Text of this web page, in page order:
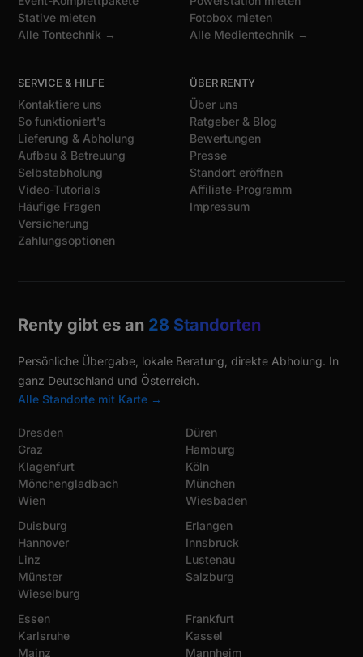
Stative mieten
Alle Tontechnik →
Fotobox mieten
Alle Medientechnik →
SERVICE & HILFE
Kontaktiere uns
So funktioniert's
Lieferung & Abholung
Aufbau & Betreuung
Selbstabholung
Video-Tutorials
Häufige Fragen
Versicherung
Zahlungsoptionen
ÜBER RENTY
Über uns
Ratgeber & Blog
Bewertungen
Presse
Standort eröffnen
Affiliate-Programm
Impressum
Renty gibt es an 28 Standorten
Persönliche Übergabe, lokale Beratung, direkte Abholung. In
ganz Deutschland und Österreich.
Alle Standorte mit Karte →
Dresden
Graz
Klagenfurt
Mönchengladbach
Wien
Düren
Hamburg
Köln
München
Wiesbaden
Duisburg
Hannover
Linz
Münster
Wieselburg
Erlangen
Innsbruck
Lustenau
Salzburg
Essen
Karlsruhe
Mainz
Frankfurt
Kassel
Mannheim